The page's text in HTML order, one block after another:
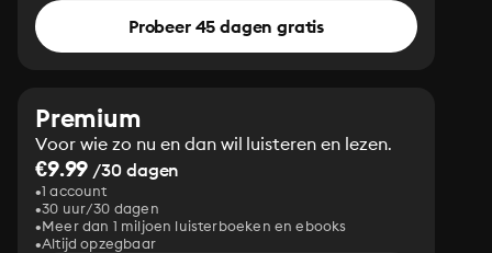
Probeer 45 dagen gratis
Premium
Voor wie zo nu en dan wil luisteren en lezen.
€9.99 /30 dagen
1 account
30 uur/30 dagen
Meer dan 1 miljoen luisterboeken en ebooks
Altijd opzegbaar